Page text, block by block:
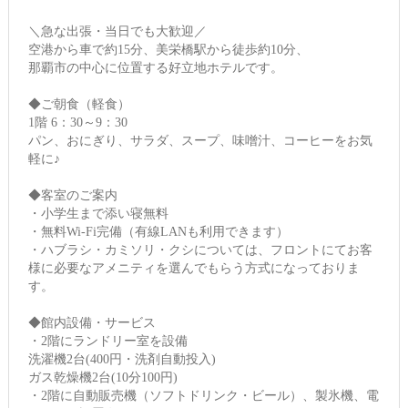
＼急な出張・当日でも大歓迎／
空港から車で約15分、美栄橋駅から徒歩約10分、
那覇市の中心に位置する好立地ホテルです。
◆ご朝食（軽食）
1階 6：30～9：30
パン、おにぎり、サラダ、スープ、味噌汁、コーヒーをお気
軽に♪
◆客室のご案内
・小学生まで添い寝無料
・無料Wi-Fi完備（有線LANも利用できます）
・ハブラシ・カミソリ・クシについては、フロントにてお客
様に必要なアメニティを選んでもらう方式になっておりま
す。
◆館内設備・サービス
・2階にランドリー室を設備
洗濯機2台(400円・洗剤自動投入)
ガス乾燥機2台(10分100円)
・2階に自動販売機（ソフトドリンク・ビール）、製氷機、電